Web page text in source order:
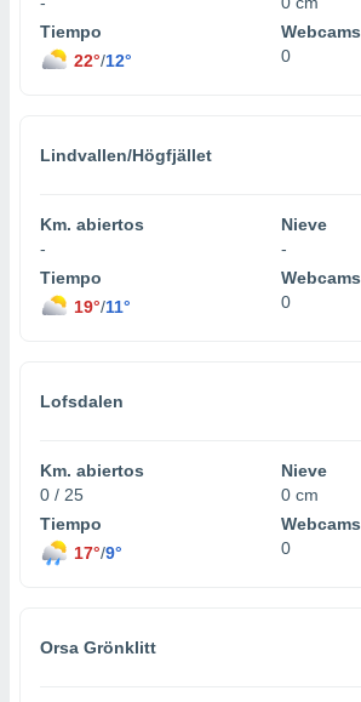
Tiempo
22°/12°
Webcams
0
Lindvallen/Högfjället
Km. abiertos
-
Nieve
-
Tiempo
19°/11°
Webcams
0
Lofsdalen
Km. abiertos
0 / 25
Nieve
0 cm
Tiempo
17°/9°
Webcams
0
Orsa Grönklitt